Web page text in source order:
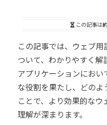
この記事は
この記事では、ウェブ
ついて、わかりやすく解
アプリケーションにお
な役割を果たし、どの
ことで、より効果的な
理解が深まります。